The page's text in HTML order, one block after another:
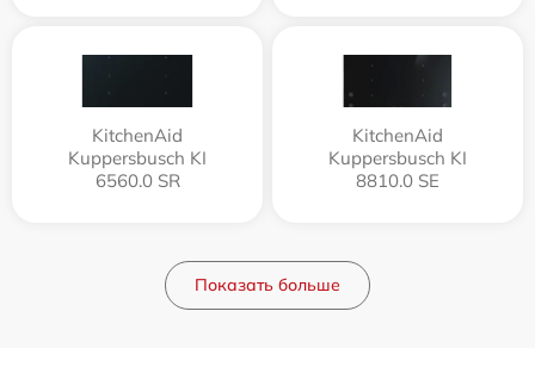
KitchenAid
Kuppersbusch KI
6560.0 SR
KitchenAid
Kuppersbusch KI
8810.0 SE
Показать больше